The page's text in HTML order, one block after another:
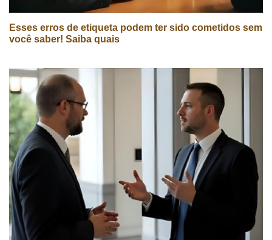
Esses erros de etiqueta podem ter sido cometidos sem
você saber! Saiba quais